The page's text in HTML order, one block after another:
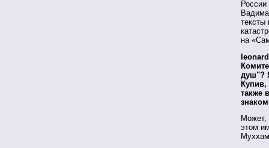
тексты
на
душ"?
Купив,
также
Может,
этом